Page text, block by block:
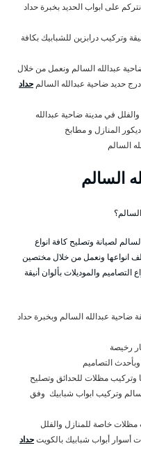
على ابواب الحديد بخبرة حداد
وتركيب درابزين للشبابيك بكافة
عبدالله السالم ونعمل من خلال
حديد ضاحية عبدالله السالم حداد
في مدينة ضاحية عبدالله
المنازل و مطابخ
السالم
السالم
لصيانة وتصليح كافة انواع
انواعها ونعمل من خلال مختصين
والموديلات بألوان أنيقة
عبدالله السالم وبخبرة حداد
رخيصة
التصاميم
وتركيب مظلات للحدائق وتصليح
وتركيب ابواب شبابيك وفق
خاصة للمنازل والفلل
أسوار أبواب شبابيك بالكويتحداد